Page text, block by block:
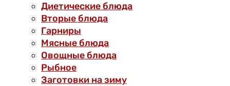
Диетические блюда
Вторые блюда
Гарниры
Мясные блюда
Овощные блюда
Рыбное
Заготовки на зиму